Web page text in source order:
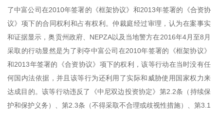
了中富公司在2010年签署的《框架协议》和2013年签署的《合资协
议》项下的合同权利和占有权利。仲裁庭经过审理，认为在案事实
和证据显示，奥贡州政府、NEPZA以及当地警方在2016年4月至8月
采取的行动显然是为了剥夺中富公司在2010年签署的《框架协议》
和2013年签署的《合资协议》项下的权利，该等行动在当时没有任
何国内法依据，并且该等行为还利用了实际和威胁使用国家权力来
达成目的。该等行动违反了《中尼双边投资协定》第2.2条（持续保
护和保护义务）、第2.3条（不得采取不合理或歧视性措施）、第3.1